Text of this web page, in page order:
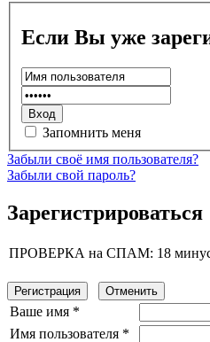
Если Вы уже
Запомнить меня
Забыли своё имя пользователя?
Забыли свой пароль?
Зарегистрироваться
ПРОВЕРКА на СПАМ: 18 минус
Регистрация Отменить
Ваше имя *
Имя пользователя *